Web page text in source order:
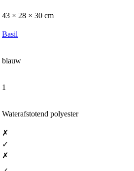
43 × 28 × 30 cm
Basil
blauw
1
Waterafstotend polyester
✗
✓
✗